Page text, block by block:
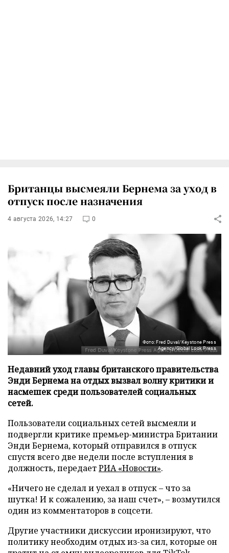
Британцы высмеяли Бернема за уход в
отпуск после назначения
4 августа 2026, 14:27 0
Фото: Fred Duval/Keystone Press
Agency/Global Look Press
Недавний уход главы британского правительства
Энди Бернема на отдых вызвал волну критики и
насмешек среди пользователей социальных
сетей.
Пользователи социальных сетей высмеяли и
подвергли критике премьер-министра Британии
Энди Бернема, который отправился в отпуск
спустя всего две недели после вступления в
должность, передаетРИА «Новости».
«Ничего не сделал и уехал в отпуск – что за
шутка! И к сожалению, за наш счет», – возмутился
один из комментаторов в соцсети.
Другие участники дискуссии иронизируют, что
политику необходим отдых из-за сил, которые он